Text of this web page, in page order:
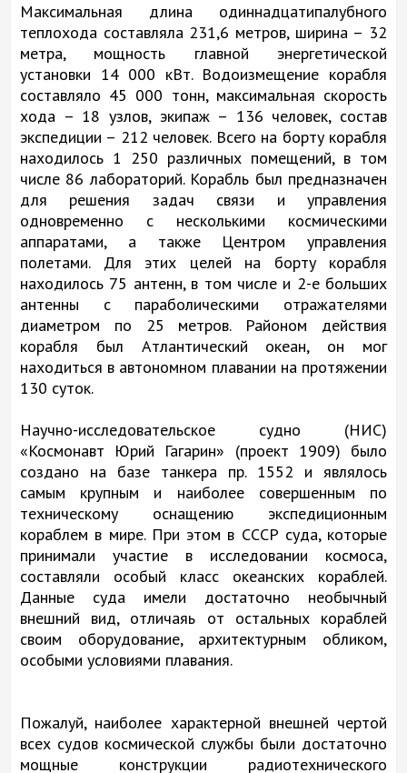
Максимальная длина одиннадцатипалубного
теплохода составляла 231,6 метров, ширина – 32
метра, мощность главной энергетической
установки 14 000 кВт. Водоизмещение корабля
составляло 45 000 тонн, максимальная скорость
хода – 18 узлов, экипаж – 136 человек, состав
экспедиции – 212 человек. Всего на борту корабля
находилось 1 250 различных помещений, в том
числе 86 лабораторий. Корабль был предназначен
для решения задач связи и управления
одновременно с несколькими космическими
аппаратами, а также Центром управления
полетами. Для этих целей на борту корабля
находилось 75 антенн, в том числе и 2-е больших
антенны с параболическими отражателями
диаметром по 25 метров. Районом действия
корабля был Атлантический океан, он мог
находиться в автономном плавании на протяжении
130 суток.
Научно-исследовательское судно (НИС)
«Космонавт Юрий Гагарин» (проект 1909) было
создано на базе танкера пр. 1552 и являлось
самым крупным и наиболее совершенным по
техническому оснащению экспедиционным
кораблем в мире. При этом в СССР суда, которые
принимали участие в исследовании космоса,
составляли особый класс океанских кораблей.
Данные суда имели достаточно необычный
внешний вид, отличаяь от остальных кораблей
своим оборудование, архитектурным обликом,
особыми условиями плавания.
Пожалуй, наиболее характерной внешней чертой
всех судов космической службы были достаточно
мощные конструкции радиотехнического